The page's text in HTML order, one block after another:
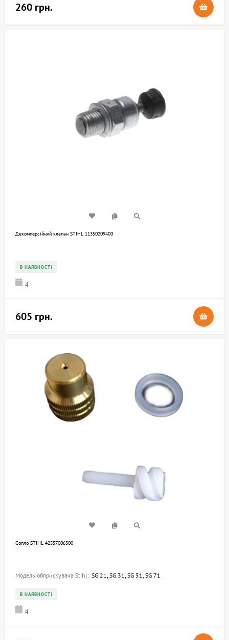
260 грн.
Декомперсійний клапан STIHL 11350209400
В НАЯВНОСТІ
4
605 грн.
Сопло STIHL 42557006300
Модель обприскувача Stihl: SG 21, SG 31, SG 51, SG 71
В НАЯВНОСТІ
4